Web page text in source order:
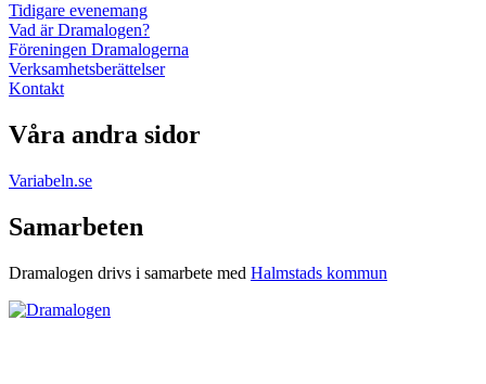
Tidigare evenemang
Vad är Dramalogen?
Föreningen Dramalogerna
Verksamhetsberättelser
Kontakt
Våra andra sidor
Variabeln.se
Samarbeten
Dramalogen drivs i samarbete med Halmstads kommun